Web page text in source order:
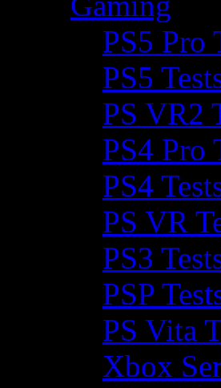
PS5 Pro
PS5
PS VR2
PS4 Pro
PS4
PS VR
PS3
PSP
PS Vita
Xbox